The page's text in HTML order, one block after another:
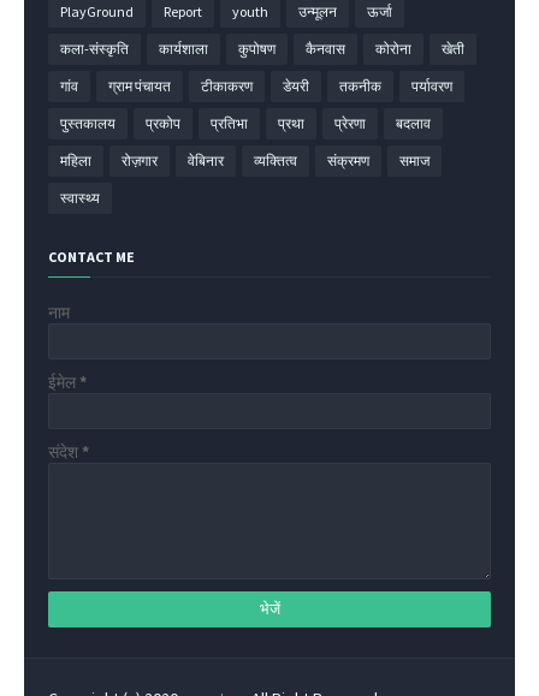
PlayGround Report youth उन्मूलन ऊर्जा
कला-संस्कृति कार्यशाला कुपोषण कैनवास कोरोना खेती
गांव ग्राम पंचायत टीकाकरण डेयरी तकनीक पर्यावरण
पुस्तकालय प्रकोप प्रतिभा प्रथा प्रेरणा बदलाव
महिला रोज़गार वेबिनार व्यक्तित्व संक्रमण समाज
स्वास्थ्य
CONTACT ME
नाम
ईमेल *
संदेश *